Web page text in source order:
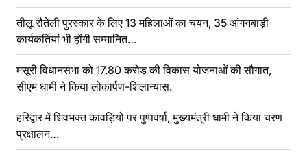
तीलू रौतेली पुरस्कार के लिए 13 महिलाओं का चयन, 35 आंगनबाड़ी
कार्यकर्तियां भी होंगी सम्मानित…
मसूरी विधानसभा को 17.80 करोड़ की विकास योजनाओं की सौगात,
सीएम धामी ने किया लोकार्पण-शिलान्यास.
हरिद्वार में शिवभक्त कांवड़ियों पर पुष्पवर्षा, मुख्यमंत्री धामी ने किया चरण
प्रक्षालन…